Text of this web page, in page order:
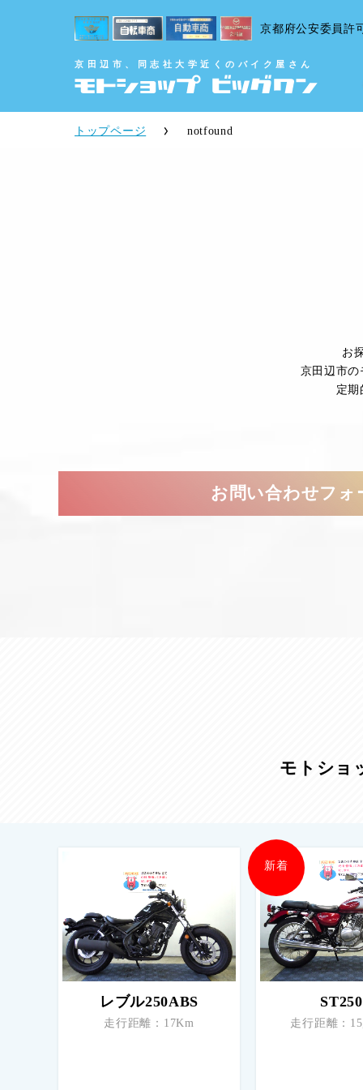
京都府公安委員許
京田辺市、同志社大学近くのバイク屋さん
トップページ notfound
お
京田辺市
定
お問い合わせフォ
モトショ
レブル250ABS
走行距離：17Km
新着
走行距離：